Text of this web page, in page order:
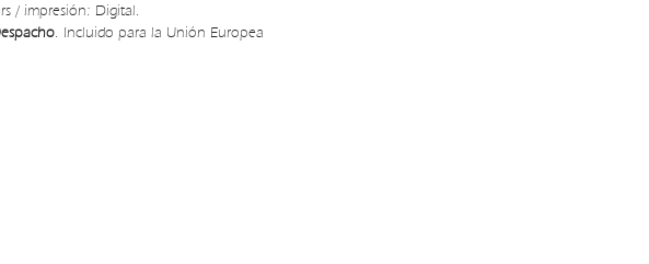
/ impresión: Digital.
. Incluido para la Unión Europea